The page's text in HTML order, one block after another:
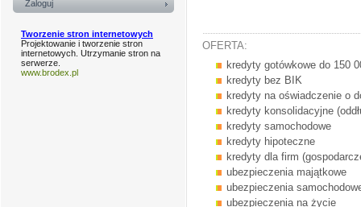
OFERTA:
kredyty gotówkowe do 150
kredyty bez BIK
kredyty na oświadczenie o
kredyty konsolidacyjne
kredyty samochodowe
kredyty hipoteczne
kredyty dla firm
ubezpieczenia majątkowe
ubezpieczenia
ubezpieczenia na życie
Zaloguj
Tworzenie stron internetowych
Projektowanie i tworzenie stron
internetowych. Utrzymanie stron na
serwerze.
www.brodex.pl